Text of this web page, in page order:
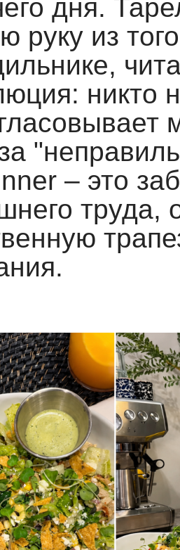
дня.
руку из
никто
– это
труда,